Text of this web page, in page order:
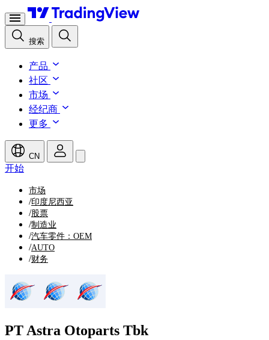
搜索
产品
社区
市场
经纪商
更多
CN
开始
市场
/印度尼西亚
/股票
/制造业
/汽车零件：OEM
/AUTO
/财务
PT Astra Otoparts Tbk